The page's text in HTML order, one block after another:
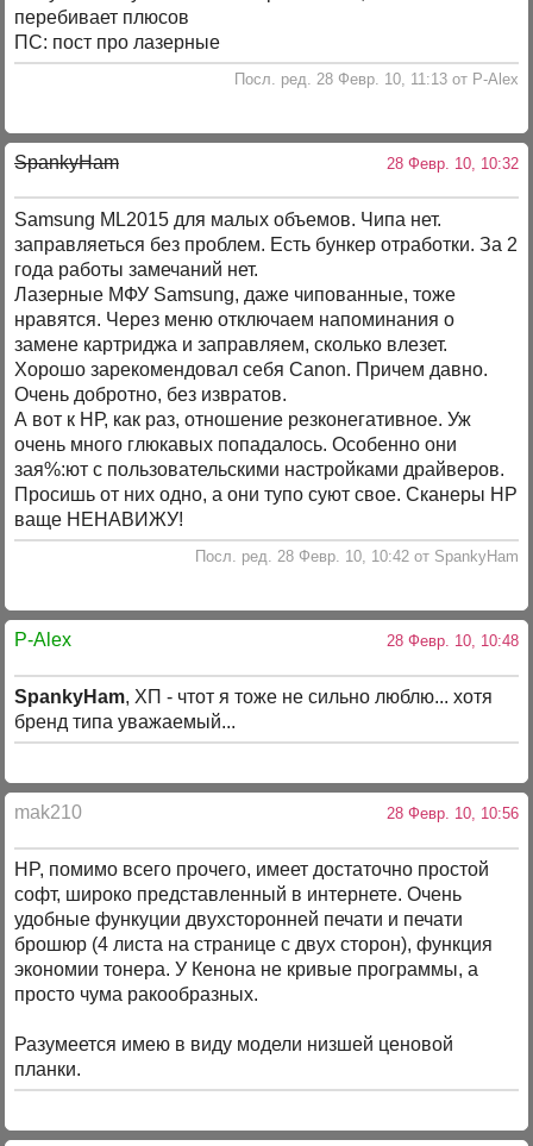
перебивает плюсов
ПС: пост про лазерные
Посл. ред. 28 Февр. 10, 11:13 от P-Alex
SpankyHam 28 Февр. 10, 10:32
Samsung ML2015 для малых объемов. Чипа нет.
заправляеться без проблем. Есть бункер отработки. За 2
года работы замечаний нет.
Лазерные МФУ Samsung, даже чипованные, тоже
нравятся. Через меню отключаем напоминания о
замене картриджа и заправляем, сколько влезет.
Хорошо зарекомендовал себя Canon. Причем давно.
Очень добротно, без извратов.
А вот к НР, как раз, отношение резконегативное. Уж
очень много глюкавых попадалось. Особенно они
зая%:ют с пользовательскими настройками драйверов.
Просишь от них одно, а они тупо суют свое. Сканеры НР
ваще НЕНАВИЖУ!
Посл. ред. 28 Февр. 10, 10:42 от SpankyHam
P-Alex 28 Февр. 10, 10:48
SpankyHam, ХП - чтот я тоже не сильно люблю... хотя
бренд типа уважаемый...
mak210 28 Февр. 10, 10:56
HP, помимо всего прочего, имеет достаточно простой
софт, широко представленный в интернете. Очень
удобные функуции двухсторонней печати и печати
брошюр (4 листа на странице с двух сторон), функция
экономии тонера. У Кенона не кривые программы, а
просто чума ракообразных.
Разумеется имею в виду модели низшей ценовой
планки.